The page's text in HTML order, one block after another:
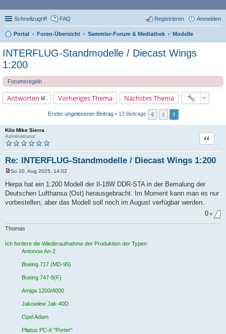
Schnellzugriff FAQ Anmelden
Registrieren
Portal Foren-Übersicht Sammler-Forum & Mediathek Modelle
INTERFLUG-Standmodelle / Diecast Wings
1:200
Forumsregeln
Antworten Vorheriges Thema Nächstes Thema
Erster ungelesener Beitrag• 13 Beiträge 1 2
Kilo Mike Sierra
Administrator
Re: INTERFLUG-Standmodelle / Diecast Wings 1:200
Zitat
g
e
e
n
e
B
So 10. Aug 2025, 14:02
Herpa hat ein 1:200 Modell der Il-18W DDR-STA in der Bemalung der
Deutschen Lufthansa (Ost) herausgebracht. Im Moment kann man es nur
vorbestellen, aber das Modell soll noch im August verfügbar werden.
0 x
Thomas
Ich fordere die Wiederaufnahme der Produktion der Typen
Antonow An-2
Boeing 717 (MD-95)
Boeing 747-8(F)
Amiga 1200/4000
Jakowlew Jak-40D
Opel Adam
Pilatus PC-6 "Porter"